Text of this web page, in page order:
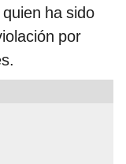
quien ha sido
por